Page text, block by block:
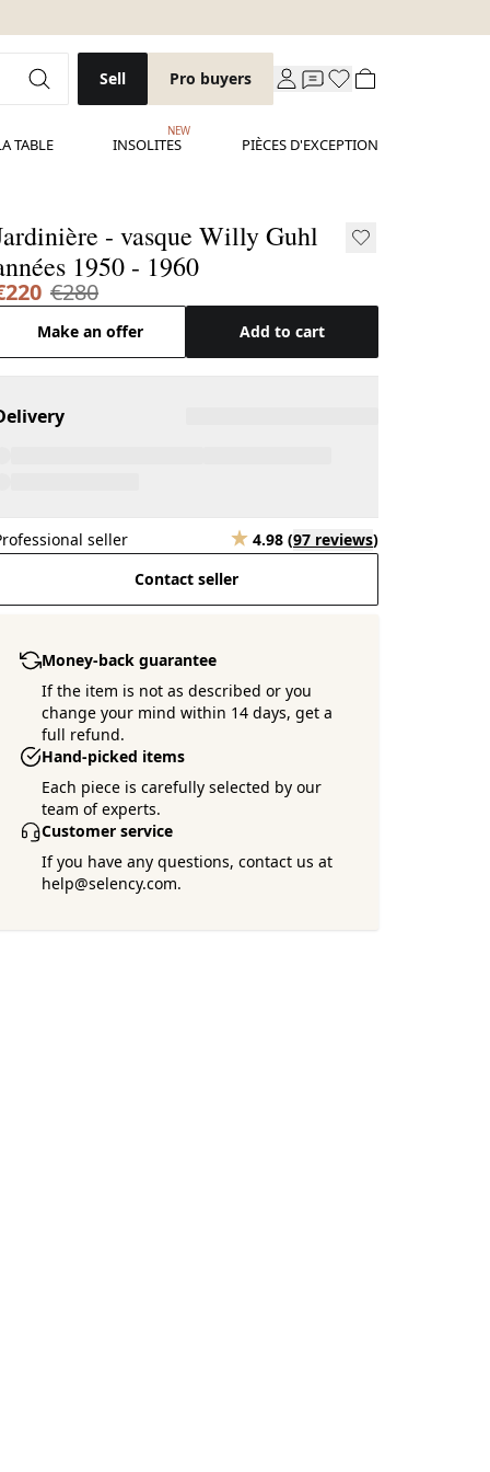
Sell Pro buyers
TABLE INSOLITES
NEW
PIÈCES D'EXCEPTION
- vasque Willy Guhl
1950 - 1960
€280
Make an offer Add to cart
seller 4.98 (97 reviews)
Contact seller
Money-back guarantee
If the item is not as described or you
change your mind within 14 days, get a
full refund.
Hand-picked items
Each piece is carefully selected by our
team of experts.
Customer service
If you have any questions, contact us at
help@selency.com.